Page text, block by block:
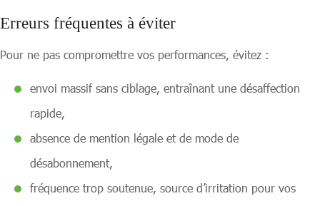
Erreurs fréquentes à éviter
Pour ne pas compromettre vos performances, évitez :
envoi massif sans ciblage, entraînant une désaffection
rapide,
absence de mention légale et de mode de
désabonnement,
fréquence trop soutenue, source d’irritation pour vos